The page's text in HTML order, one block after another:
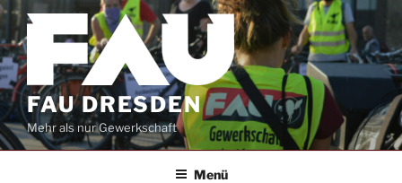
Zum
Inhalt
springen
FAU DRESDEN
Mehr als nur Gewerkschaft
Menü